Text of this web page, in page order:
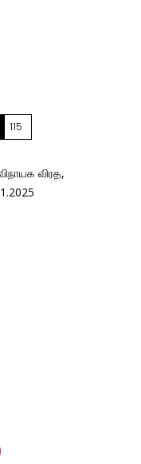
115
விரத,